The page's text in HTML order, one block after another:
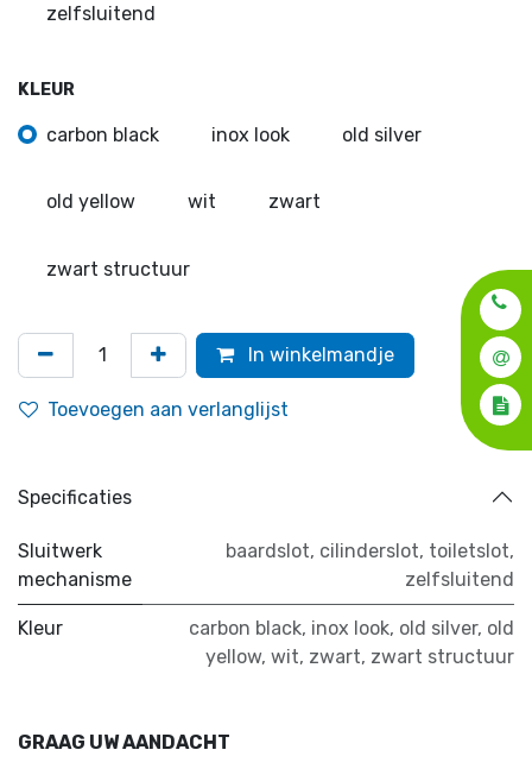
zelfsluitend
KLEUR
carbon black inox look old silver
old yellow wit zwart
zwart structuur
In winkelmandje
Toevoegen aan verlanglijst
Specificaties
Sluitwerk
mechanisme
baardslot, cilinderslot, toiletslot,
zelfsluitend
Kleur carbon black, inox look, old silver, old
yellow, wit, zwart, zwart structuur
GRAAG UW AANDACHT